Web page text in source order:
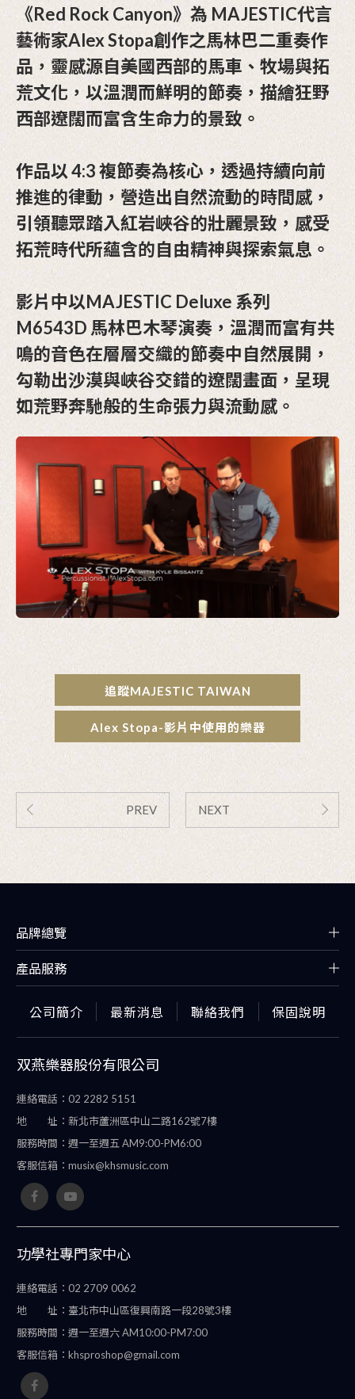
《Red Rock Canyon》為 MAJESTIC代言
藝術家Alex Stopa創作之馬林巴二重奏作
品，靈感源自美國西部的馬車、牧場與拓
荒文化，以溫潤而鮮明的節奏，描繪狂野
西部遼闊而富含生命力的景致。
作品以 4:3 複節奏為核心，透過持續向前
推進的律動，營造出自然流動的時間感，
引領聽眾踏入紅岩峽谷的壯麗景致，感受
拓荒時代所蘊含的自由精神與探索氣息。
影片中以MAJESTIC Deluxe 系列
M6543D 馬林巴木琴演奏，溫潤而富有共
鳴的音色在層層交織的節奏中自然展開，
勾勒出沙漠與峽谷交錯的遼闊畫面，呈現
如荒野奔馳般的生命張力與流動感。
追蹤MAJESTIC TAIWAN
Alex Stopa-影片中使用的樂器
PREV NEXT
品牌總覽
產品服務
公司簡介 最新消息 聯絡我們 保固說明
双燕樂器股份有限公司
連絡電話： 02 2282 5151
地 址： 新北市蘆洲區中山二路162號7樓
服務時間： 週一至週五 AM9:00-PM6:00
客服信箱： musix@khsmusic.com
功學社專門家中心
連絡電話： 02 2709 0062
地 址： 臺北市中山區復興南路一段28號3樓
服務時間： 週一至週六 AM10:00-PM7:00
客服信箱： khsproshop@gmail.com